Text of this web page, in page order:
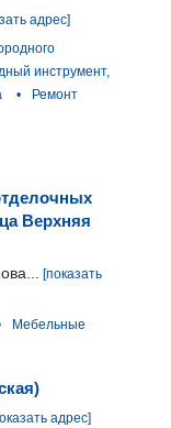
адрес]
инструмент,
•
Ремонт
Верхняя
[показать
Мебельные
адрес]